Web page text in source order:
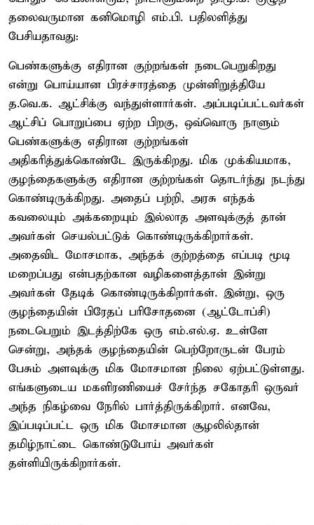
தலைவருமான கனிமொழி எம்.பி. பதிலளித்து
பேசியதாவது:
பெண்களுக்கு எதிரான குற்றங்கள் நடைபெறுகிறது
என்று பொய்யான பிரச்சாரத்தை முன்னிறுத்தியே
த.வெ.க. ஆட்சிக்கு வந்துள்ளார்கள். அப்படிப்பட்டவர்கள்
ஆட்சிப் பொறுப்பை ஏற்ற பிறகு, ஒவ்வொரு நாளும்
பெண்களுக்கு எதிரான குற்றங்கள்
அதிகரித்துக்கொண்டே இருக்கிறது. மிக முக்கியமாக,
குழந்தைகளுக்கு எதிரான குற்றங்கள் தொடர்ந்து நடந்து
கொண்டிருக்கிறது. அதைப் பற்றி, அரசு எந்தக்
கவலையும் அக்கறையும் இல்லாத அளவுக்குத் தான்
அவர்கள் செயல்பட்டுக் கொண்டிருக்கிறார்கள்.
அதைவிட மோசமாக, அந்தக் குற்றத்தை எப்படி மூடி
மறைப்பது என்பதற்கான வழிகளைத்தான் இன்று
அவர்கள் தேடிக் கொண்டிருக்கிறார்கள். இன்று, ஒரு
குழந்தையின் பிரேதப் பரிசோதனை (ஆட்டோப்சி)
நடைபெறும் இடத்திற்கே ஒரு எம்.எல்.ஏ. உள்ளே
சென்று, அந்தக் குழந்தையின் பெற்றோருடன் பேரம்
பேசும் அளவுக்கு மிக மோசமான நிலை ஏற்பட்டுள்ளது.
எங்களுடைய மகளிரணியைச் சேர்ந்த சகோதரி ஒருவர்
அந்த நிகழ்வை நேரில் பார்த்திருக்கிறார். எனவே,
இப்படிப்பட்ட ஒரு மிக மோசமான சூழலில்தான்
தமிழ்நாட்டை கொண்டுபோய் அவர்கள்
தள்ளியிருக்கிறார்கள்.